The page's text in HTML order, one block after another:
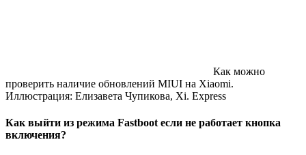
Как можно
проверить наличие обновлений MIUI на Xiaomi.
Иллюстрация: Елизавета Чупикова, Xi. Express
Как выйти из режима Fastboot если не работает кнопка
включения?